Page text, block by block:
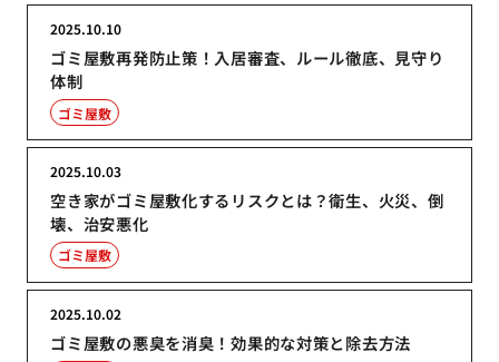
ゴミ屋敷再発防止策！入居審査、ルール徹底、見守り
体制
2025.10.10
ゴミ屋敷
空き家がゴミ屋敷化するリスクとは？衛生、火災、倒
壊、治安悪化
2025.10.03
ゴミ屋敷
ゴミ屋敷の悪臭を消臭！効果的な対策と除去方法
2025.10.02